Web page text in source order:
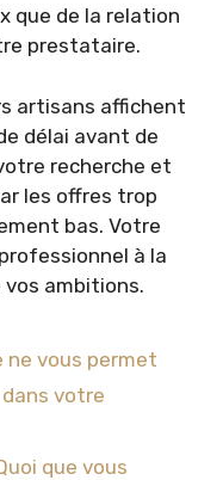
que de la relation
prestataire.
artisans affichent
délai avant de
recherche et
les offres trop
bas. Votre
à la
ambitions.
ne vous permet
votre
que vous